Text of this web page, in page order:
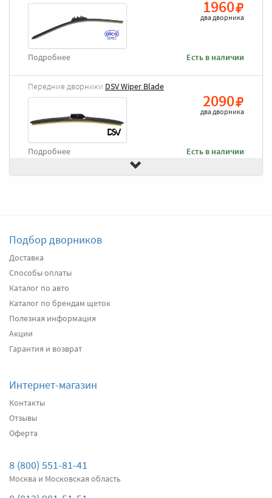
1960
два дворника
Есть в наличии
Подробнее
Передние дворники DSV Wiper Blade
2090
два дворника
Есть в наличии
Подробнее
Подробнее
Передние дворники
Подробнее
Подробнее
Передние дворники
Подбор дворников
Доставка
Способы оплаты
Каталог по авто
Каталог по брендам щеток
Полезная информация
Акции
Гарантия и возврат
Интернет-магазин
Контакты
Отзывы
Оферта
8 (800) 551-81-41
Москва и Московская область